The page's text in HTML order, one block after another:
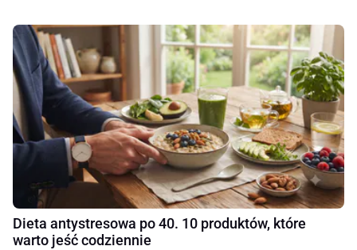
Dieta antystresowa po 40. 10 produktów, które
warto jeść codziennie